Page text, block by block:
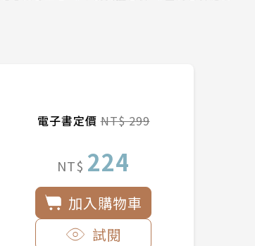
電子書定價NT$ 299
NT$ 224
加入購物車
試閱